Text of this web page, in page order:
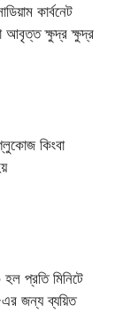
কার্বনেট
আবৃত্ত ক্ষুদ্র ক্ষুদ্র
কিংবা
প্রতি মিনিটে
জন্য ব্যয়িত